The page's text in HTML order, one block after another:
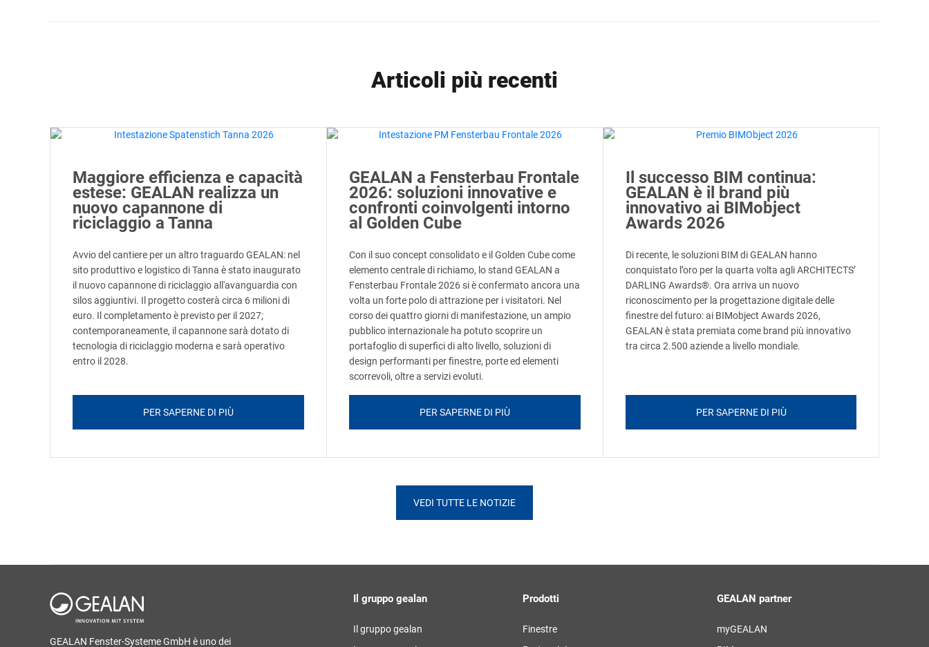
Articoli più recenti
Maggiore efficienza e capacità
estese: GEALAN realizza un
nuovo capannone di
riciclaggio a Tanna
Avvio del cantiere per un altro traguardo GEALAN: nel
sito produttivo e logistico di Tanna è stato inaugurato
il nuovo capannone di riciclaggio all'avanguardia con
silos aggiuntivi. Il progetto costerà circa 6 milioni di
euro. Il completamento è previsto per il 2027;
contemporaneamente, il capannone sarà dotato di
tecnologia di riciclaggio moderna e sarà operativo
entro il 2028.
PER SAPERNE DI PIÙ
GEALAN a Fensterbau Frontale
2026: soluzioni innovative e
confronti coinvolgenti intorno
al Golden Cube
Con il suo concept consolidato e il Golden Cube come
elemento centrale di richiamo, lo stand GEALAN a
Fensterbau Frontale 2026 si è confermato ancora una
volta un forte polo di attrazione per i visitatori. Nel
corso dei quattro giorni di manifestazione, un ampio
pubblico internazionale ha potuto scoprire un
portafoglio di superfici di alto livello, soluzioni di
design performanti per finestre, porte ed elementi
scorrevoli, oltre a servizi evoluti.
PER SAPERNE DI PIÙ
Il successo BIM continua:
GEALAN è il brand più
innovativo ai BIMobject
Awards 2026
Di recente, le soluzioni BIM di GEALAN hanno
conquistato l’oro per la quarta volta agli ARCHITECTS’
DARLING Awards®. Ora arriva un nuovo
riconoscimento per la progettazione digitale delle
finestre del futuro: ai BIMobject Awards 2026,
GEALAN è stata premiata come brand più innovativo
tra circa 2.500 aziende a livello mondiale.
PER SAPERNE DI PIÙ
VEDI TUTTE LE NOTIZIE
GEALAN Fenster-Systeme GmbH è uno dei
Il gruppo gealan
Il gruppo gealan
Prodotti
Finestre
GEALAN partner
myGEALAN